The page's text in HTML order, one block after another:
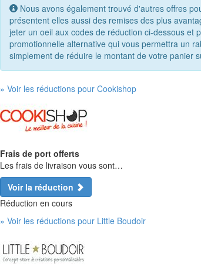
Nous avons également trouvé d'autres offres
présentent elles aussi des remises des plus
jeter un oeil aux codes de réduction ci-dessous et
promotionnelle alternative qui vous permettra un
simplement de réduire le montant de votre panier
» Voir les réductions pour Cookishop
Frais de port offerts
Les frais de livraison vous sont…
Voir la réduction
Réduction en cours
» Voir les réductions pour Little Boudoir